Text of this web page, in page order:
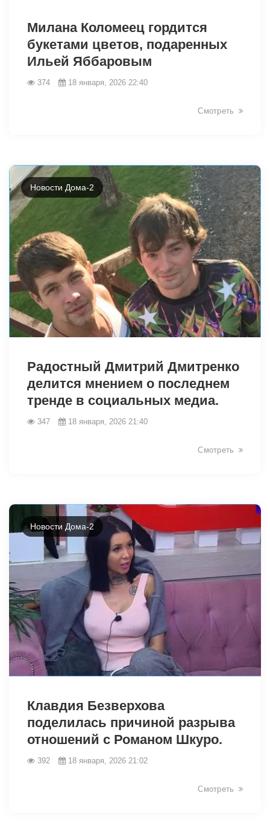
Милана Коломеец гордится
букетами цветов, подаренных
Ильей Яббаровым
374 18 января, 2026 22:40
Смотреть
Новости Дома-2
Радостный Дмитрий Дмитренко
делится мнением о последнем
тренде в социальных медиа.
347 18 января, 2026 21:40
Смотреть
Новости Дома-2
Клавдия Безверхова
поделилась причиной разрыва
отношений с Романом Шкуро.
392 18 января, 2026 21:02
Смотреть